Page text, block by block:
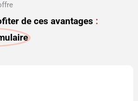
de ces avantages :